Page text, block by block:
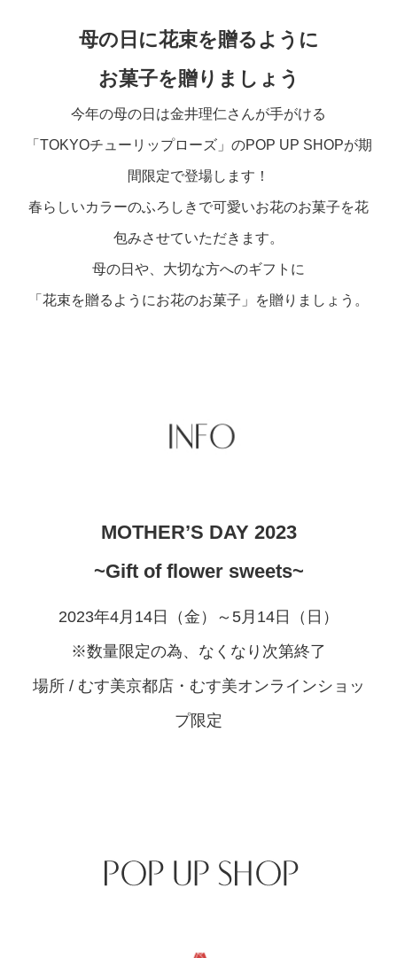
母の日に花束を贈るように
お菓子を贈りましょう
今年の母の日は金井理仁さんが手がける
「TOKYOチューリップローズ」のPOP UP SHOPが期
間限定で登場します！
春らしいカラーのふろしきで可愛いお花のお菓子を花
包みさせていただきます。
母の日や、大切な方へのギフトに
「花束を贈るようにお花のお菓子」を贈りましょう。
MOTHER’S DAY 2023
~Gift of flower sweets~
2023年4月14日（金）～5月14日（日）
※数量限定の為、なくなり次第終了
場所 / むす美京都店・むす美オンラインショッ
プ限定